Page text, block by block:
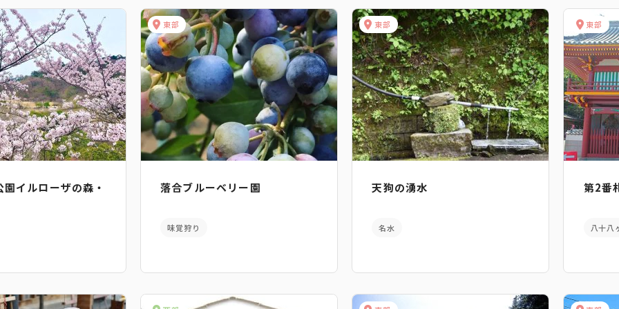
イルローザの森・
東部
落合ブルーベリー園
味覚狩り
東部
天狗の湧水
名水
東部
第2番
八十八